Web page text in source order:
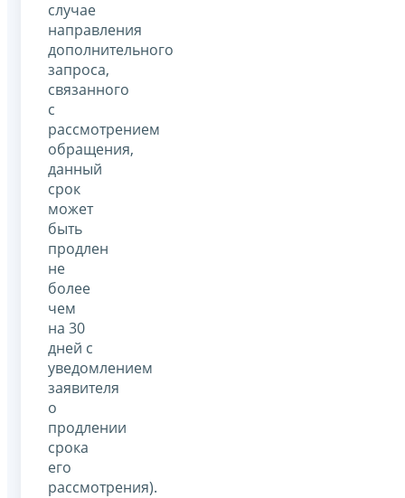
случае
направления
дополнительного
запроса,
связанного
с
рассмотрением
обращения,
данный
срок
может
быть
продлен
не
более
чем
на 30
дней с
уведомлением
заявителя
о
продлении
срока
его
рассмотрения).